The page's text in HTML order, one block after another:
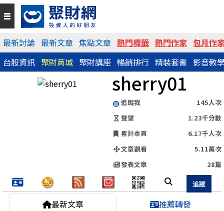
最新討論 最新文章 焦點文章 熱門標籤 熱門作家 包月作
台股資訊 聚財商城 聚財講座 暢銷排行 精裝套書 影音教
sherry01
追蹤我
145人次
聲望
1.23千分數
累計本頁
6.17千人次
文章觀看
5.11萬次
發表文章
28篇
QR Code
https://www.wearn.com/blog.asp?id=145738
分享網址
最新文章 推薦轉發